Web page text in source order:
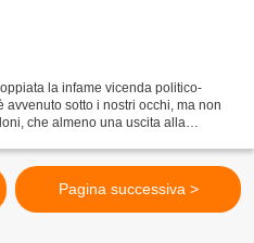
la infame vicenda politico-
sotto i nostri occhi, ma non
che almeno una uscita alla
Pagina successiva >